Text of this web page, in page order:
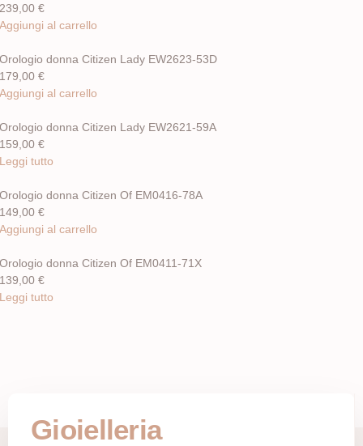
239,00 €
Aggiungi al carrello
Orologio donna Citizen Lady EW2623-53D
179,00 €
Aggiungi al carrello
Orologio donna Citizen Lady EW2621-59A
159,00 €
Leggi tutto
Orologio donna Citizen Of EM0416-78A
149,00 €
Aggiungi al carrello
Orologio donna Citizen Of EM0411-71X
139,00 €
Leggi tutto
Gioielleria